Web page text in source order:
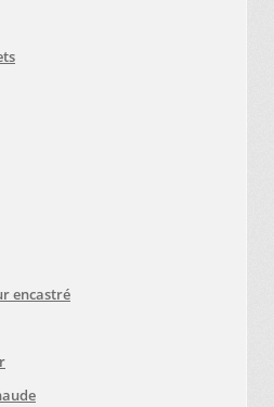
encastré